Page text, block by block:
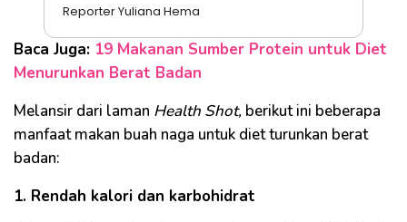
Reporter Yuliana Hema
Baca Juga: 19 Makanan Sumber Protein untuk Diet
Menurunkan Berat Badan
Melansir dari laman Health Shot, berikut ini beberapa
manfaat makan buah naga untuk diet turunkan berat
badan:
1. Rendah kalori dan karbohidrat